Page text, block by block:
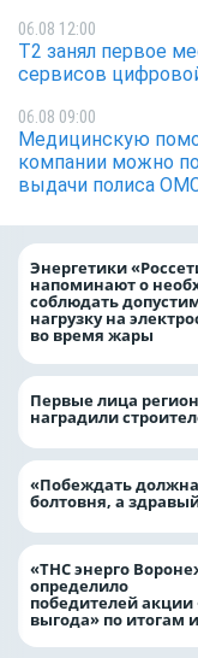
06.08 12:00
Т2 занял первое
сервисов
06.08 09:00
Медицинскую
компании можно
выдачи полиса
Энергетики
напоминают о
соблюдать
нагрузку на
во время жары
Первые лица
наградили
«Побеждать должна
болтовня, а
«ТНС энерго
определило
победителей
выгода» по итогам